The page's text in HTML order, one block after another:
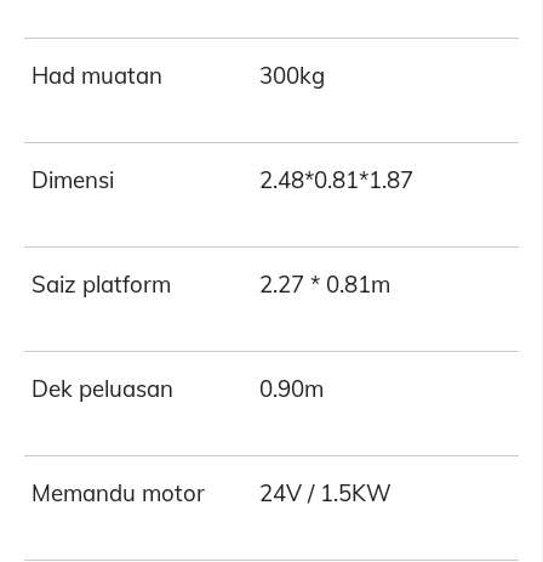
Had muatan 300kg
Dimensi 2.48*0.81*1.87
Saiz platform 2.27 * 0.81m
Dek peluasan 0.90m
Memandu motor 24V / 1.5KW